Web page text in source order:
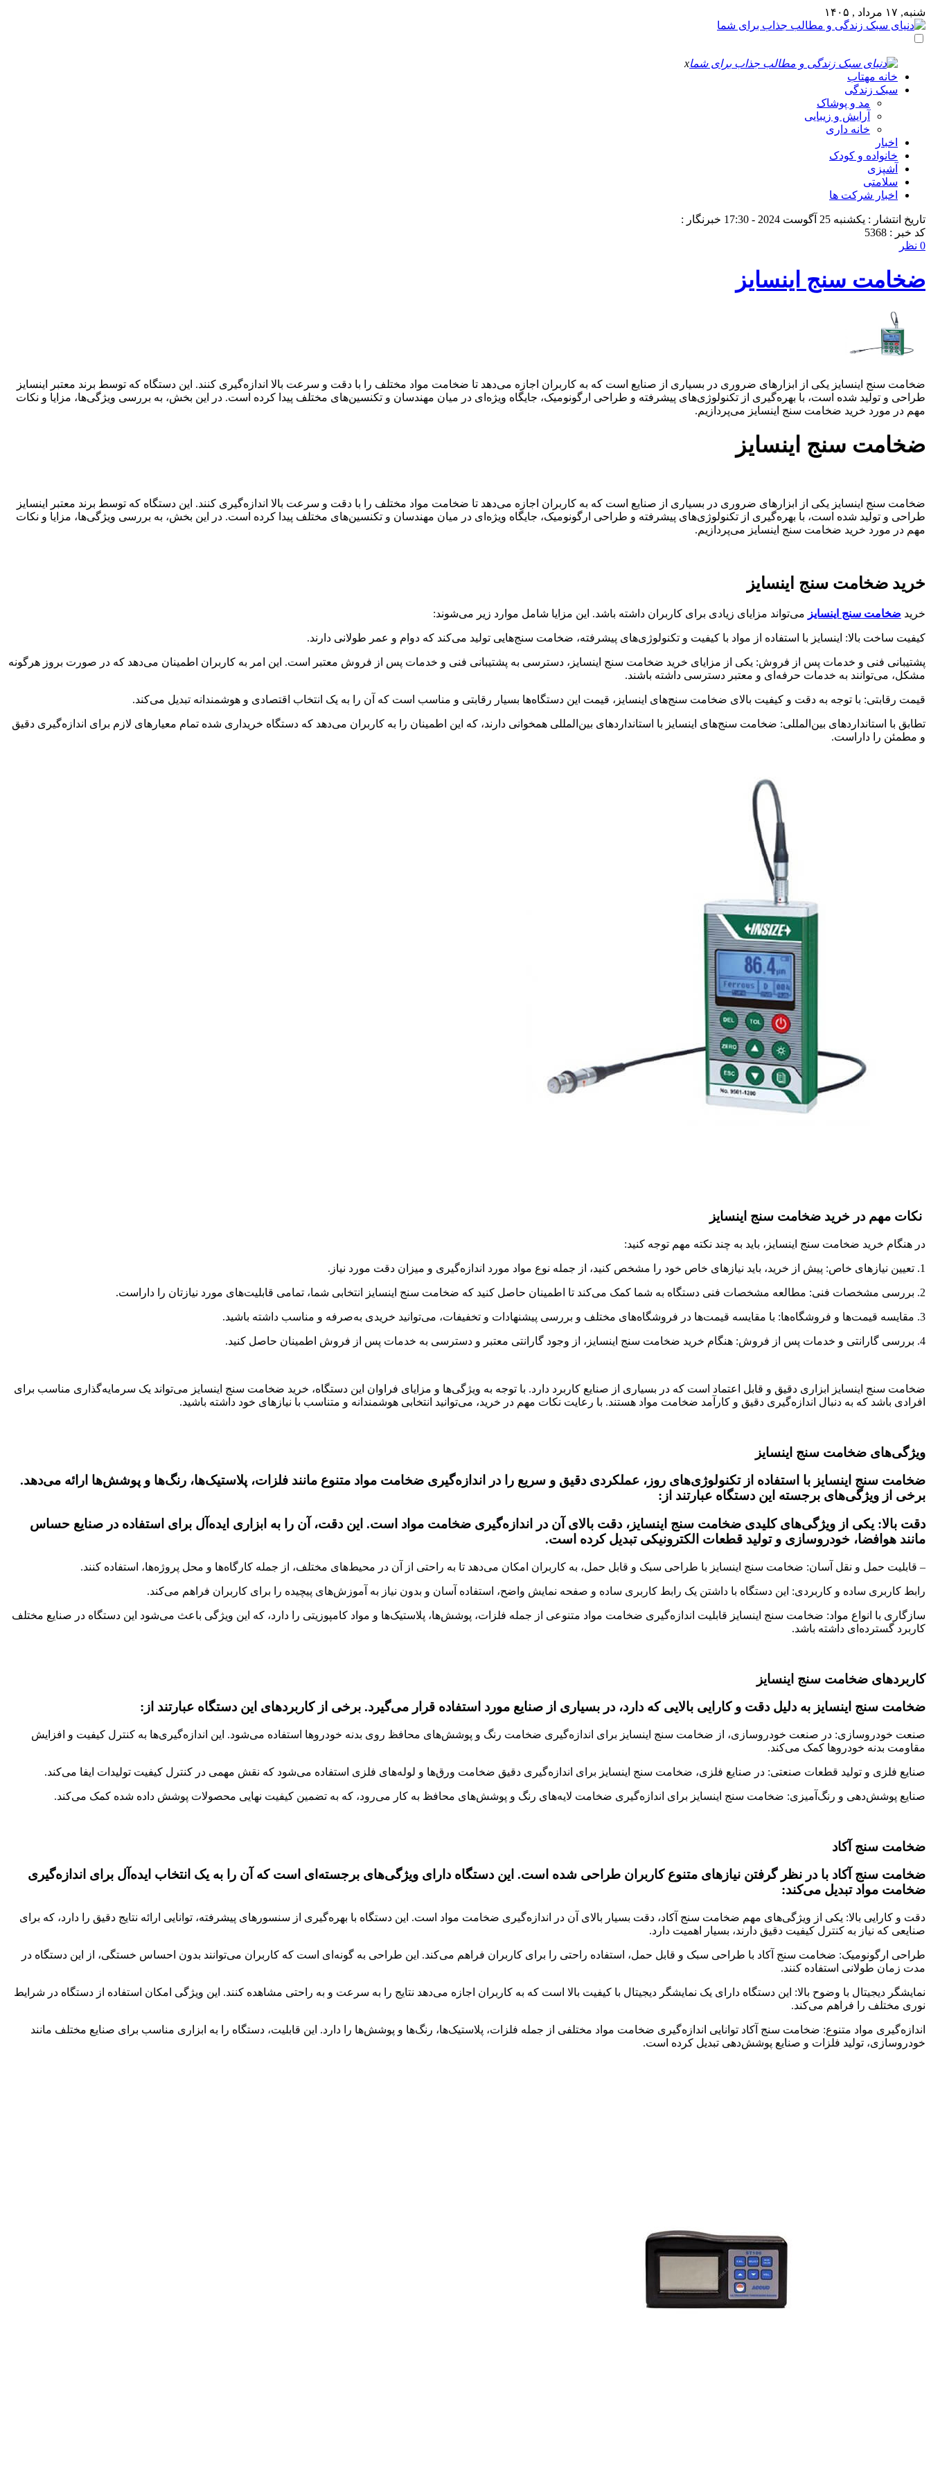
شنبه, ۱۷ مرداد , ۱۴۰۵
x
خانه مهتاب
سبک زندگی
مد و پوشاک
آرایش و زیبایی
خانه داری
اخبار
خانواده و کودک
آشپزی
سلامتی
اخبار شرکت ها
تاریخ انتشار : یکشنبه 25 آگوست 2024 - 17:30
خبرنگار :
کد خبر : 5368
0 نظر
ضخامت سنج اینسایز
ضخامت سنج اینسایز یکی از ابزارهای ضروری در بسیاری از صنایع است که به کاربران اجازه می‌دهد تا ضخامت مواد مختلف را با دقت و سرعت بالا اندازه‌گیری کنند. این دستگاه که توسط برند معتبر اینسایز
طراحی و تولید شده است، با بهره‌گیری از تکنولوژی‌های پیشرفته و طراحی ارگونومیک، جایگاه ویژه‌ای در میان مهندسان و تکنسین‌های مختلف پیدا کرده است. در این بخش، به بررسی ویژگی‌ها، مزایا و نکات
مهم در مورد خرید ضخامت سنج اینسایز می‌پردازیم.
ضخامت سنج اینسایز
ضخامت سنج اینسایز یکی از ابزارهای ضروری در بسیاری از صنایع است که به کاربران اجازه می‌دهد تا ضخامت مواد مختلف را با دقت و سرعت بالا اندازه‌گیری کنند. این دستگاه که توسط برند معتبر اینسایز
طراحی و تولید شده است، با بهره‌گیری از تکنولوژی‌های پیشرفته و طراحی ارگونومیک، جایگاه ویژه‌ای در میان مهندسان و تکنسین‌های مختلف پیدا کرده است. در این بخش، به بررسی ویژگی‌ها، مزایا و نکات
مهم در مورد خرید ضخامت سنج اینسایز می‌پردازیم.
خرید ضخامت سنج اینسایز
خرید ضخامت سنج اینسایز می‌تواند مزایای زیادی برای کاربران داشته باشد. این مزایا شامل موارد زیر می‌شوند:
کیفیت ساخت بالا: اینسایز با استفاده از مواد با کیفیت و تکنولوژی‌های پیشرفته، ضخامت سنج‌هایی تولید می‌کند که دوام و عمر طولانی دارند.
پشتیبانی فنی و خدمات پس از فروش: یکی از مزایای خرید ضخامت سنج اینسایز، دسترسی به پشتیبانی فنی و خدمات پس از فروش معتبر است. این امر به کاربران اطمینان می‌دهد که در صورت بروز هرگونه
مشکل، می‌توانند به خدمات حرفه‌ای و معتبر دسترسی داشته باشند.
قیمت رقابتی: با توجه به دقت و کیفیت بالای ضخامت سنج‌های اینسایز، قیمت این دستگاه‌ها بسیار رقابتی و مناسب است که آن را به یک انتخاب اقتصادی و هوشمندانه تبدیل می‌کند.
تطابق با استانداردهای بین‌المللی: ضخامت سنج‌های اینسایز با استانداردهای بین‌المللی همخوانی دارند، که این اطمینان را به کاربران می‌دهد که دستگاه خریداری شده تمام معیارهای لازم برای اندازه‌گیری دقیق
و مطمئن را داراست.
نکات مهم در خرید ضخامت سنج اینسایز
در هنگام خرید ضخامت سنج اینسایز، باید به چند نکته مهم توجه کنید:
1. تعیین نیازهای خاص: پیش از خرید، باید نیازهای خاص خود را مشخص کنید، از جمله نوع مواد مورد اندازه‌گیری و میزان دقت مورد نیاز.
2. بررسی مشخصات فنی: مطالعه مشخصات فنی دستگاه به شما کمک می‌کند تا اطمینان حاصل کنید که ضخامت سنج اینسایز انتخابی شما، تمامی قابلیت‌های مورد نیازتان را داراست.
3. مقایسه قیمت‌ها و فروشگاه‌ها: با مقایسه قیمت‌ها در فروشگاه‌های مختلف و بررسی پیشنهادات و تخفیفات، می‌توانید خریدی به‌صرفه و مناسب داشته باشید.
4. بررسی گارانتی و خدمات پس از فروش: هنگام خرید ضخامت سنج اینسایز، از وجود گارانتی معتبر و دسترسی به خدمات پس از فروش اطمینان حاصل کنید.
ضخامت سنج اینسایز ابزاری دقیق و قابل اعتماد است که در بسیاری از صنایع کاربرد دارد. با توجه به ویژگی‌ها و مزایای فراوان این دستگاه، خرید ضخامت سنج اینسایز می‌تواند یک سرمایه‌گذاری مناسب برای
افرادی باشد که به دنبال اندازه‌گیری دقیق و کارآمد ضخامت مواد هستند. با رعایت نکات مهم در خرید، می‌توانید انتخابی هوشمندانه و متناسب با نیازهای خود داشته باشید.
ویژگی‌های ضخامت سنج اینسایز
ضخامت سنج اینسایز با استفاده از تکنولوژی‌های روز، عملکردی دقیق و سریع را در اندازه‌گیری ضخامت مواد متنوع مانند فلزات، پلاستیک‌ها، رنگ‌ها و پوشش‌ها ارائه می‌دهد.
برخی از ویژگی‌های برجسته این دستگاه عبارتند از:
دقت بالا: یکی از ویژگی‌های کلیدی ضخامت سنج اینسایز، دقت بالای آن در اندازه‌گیری ضخامت مواد است. این دقت، آن را به ابزاری ایده‌آل برای استفاده در صنایع حساس
مانند هوافضا، خودروسازی و تولید قطعات الکترونیکی تبدیل کرده است.
– قابلیت حمل و نقل آسان: ضخامت سنج اینسایز با طراحی سبک و قابل حمل، به کاربران امکان می‌دهد تا به راحتی از آن در محیط‌های مختلف، از جمله کارگاه‌ها و محل پروژه‌ها، استفاده کنند.
رابط کاربری ساده و کاربردی: این دستگاه با داشتن یک رابط کاربری ساده و صفحه نمایش واضح، استفاده آسان و بدون نیاز به آموزش‌های پیچیده را برای کاربران فراهم می‌کند.
سازگاری با انواع مواد: ضخامت سنج اینسایز قابلیت اندازه‌گیری ضخامت مواد متنوعی از جمله فلزات، پوشش‌ها، پلاستیک‌ها و مواد کامپوزیتی را دارد، که این ویژگی باعث می‌شود این دستگاه در صنایع مختلف
کاربرد گسترده‌ای داشته باشد.
کاربردهای ضخامت سنج اینسایز
ضخامت سنج اینسایز به دلیل دقت و کارایی بالایی که دارد، در بسیاری از صنایع مورد استفاده قرار می‌گیرد. برخی از کاربردهای این دستگاه عبارتند از:
صنعت خودروسازی: در صنعت خودروسازی، از ضخامت سنج اینسایز برای اندازه‌گیری ضخامت رنگ و پوشش‌های محافظ روی بدنه خودروها استفاده می‌شود. این اندازه‌گیری‌ها به کنترل کیفیت و افزایش
مقاومت بدنه خودروها کمک می‌کند.
صنایع فلزی و تولید قطعات صنعتی: در صنایع فلزی، ضخامت سنج اینسایز برای اندازه‌گیری دقیق ضخامت ورق‌ها و لوله‌های فلزی استفاده می‌شود که نقش مهمی در کنترل کیفیت تولیدات ایفا می‌کند.
صنایع پوشش‌دهی و رنگ‌آمیزی: ضخامت سنج اینسایز برای اندازه‌گیری ضخامت لایه‌های رنگ و پوشش‌های محافظ به کار می‌رود، که به تضمین کیفیت نهایی محصولات پوشش داده شده کمک می‌کند.
ضخامت سنج آکاد
ضخامت سنج آکاد با در نظر گرفتن نیازهای متنوع کاربران طراحی شده است. این دستگاه دارای ویژگی‌های برجسته‌ای است که آن را به یک انتخاب ایده‌آل برای اندازه‌گیری
ضخامت مواد تبدیل می‌کند:
دقت و کارایی بالا: یکی از ویژگی‌های مهم ضخامت سنج آکاد، دقت بسیار بالای آن در اندازه‌گیری ضخامت مواد است. این دستگاه با بهره‌گیری از سنسورهای پیشرفته، توانایی ارائه نتایج دقیق را دارد، که برای
صنایعی که نیاز به کنترل کیفیت دقیق دارند، بسیار اهمیت دارد.
طراحی ارگونومیک: ضخامت سنج آکاد با طراحی سبک و قابل حمل، استفاده راحتی را برای کاربران فراهم می‌کند. این طراحی به گونه‌ای است که کاربران می‌توانند بدون احساس خستگی، از این دستگاه در
مدت زمان طولانی استفاده کنند.
نمایشگر دیجیتال با وضوح بالا: این دستگاه دارای یک نمایشگر دیجیتال با کیفیت بالا است که به کاربران اجازه می‌دهد نتایج را به سرعت و به راحتی مشاهده کنند. این ویژگی امکان استفاده از دستگاه در شرایط
نوری مختلف را فراهم می‌کند.
اندازه‌گیری مواد متنوع: ضخامت سنج آکاد توانایی اندازه‌گیری ضخامت مواد مختلفی از جمله فلزات، پلاستیک‌ها، رنگ‌ها و پوشش‌ها را دارد. این قابلیت، دستگاه را به ابزاری مناسب برای صنایع مختلف مانند
خودروسازی، تولید فلزات و صنایع پوشش‌دهی تبدیل کرده است.